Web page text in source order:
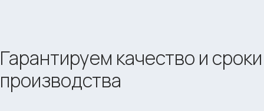
Гарантируем качество и сроки
производства